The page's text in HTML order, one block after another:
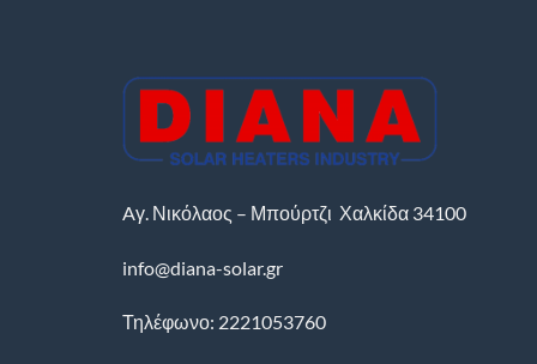
Aγ. Νικόλαος – Μπούρτζι Χαλκίδα 34100
info@diana-solar.gr
Τηλέφωνο: 2221053760